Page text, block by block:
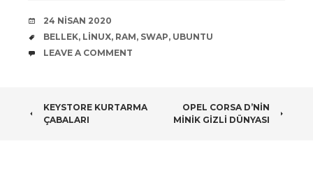
DATE
24 NISAN 2020
TAGS
BELLEK, LINUX, RAM, SWAP, UBUNTU
COMMENTS
LEAVE A COMMENT
POST
KEYSTORE KURTARMA
ÇABALARI
OPEL CORSA D’NIN
MINIK GIZLI DÜNYASI